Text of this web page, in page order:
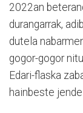
2022an
durangarrak,
dutela
gogor-gogor
Edari-flaska
hainbeste